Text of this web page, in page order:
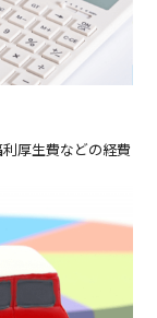
厚生費などの経費